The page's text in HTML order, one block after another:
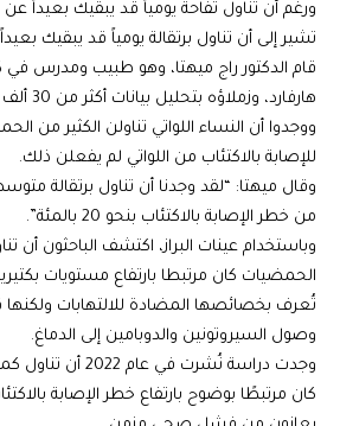
ورغم أن تناول تفاحة يومياً قد يبقيك بعيداً عن
تشير إلى أن تناول برتقالة يومياً قد يبقيك
قام الدكتور راج ميهتا، وهو طبيب ومدرس
هارفارد، وزملاؤه بتحليل بيانات أكثر من 30 ألف امرأة.
ووجدوا أن النساء اللواتي تناولن الكثير من
للإصابة بالاكتئاب من اللواتي لم يفعلن ذلك.
وقال ميهتا: “لقد وجدنا أن تناول برتقالة
من خطر الإصابة بالاكتئاب بنحو 20 بالمئة”.
وباستخدام عينات البراز، اكتشف الباحثون أن
الحمضيات كان مرتبطا بارتفاع مستويات
تُعرف بخصائصها المضادة للالتهابات
وصول السيروتونين والدوبامين إلى الدماغ.
وجدت دراسة نُشرت
كان مرتبطًا بوضوح بارتفاع خطر الإصابة